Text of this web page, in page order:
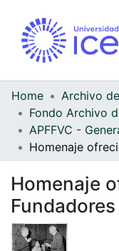
Home
Homenaje
Fundadores